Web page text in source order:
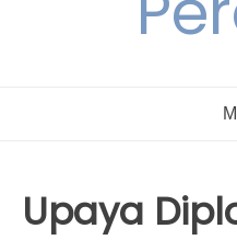
Upaya